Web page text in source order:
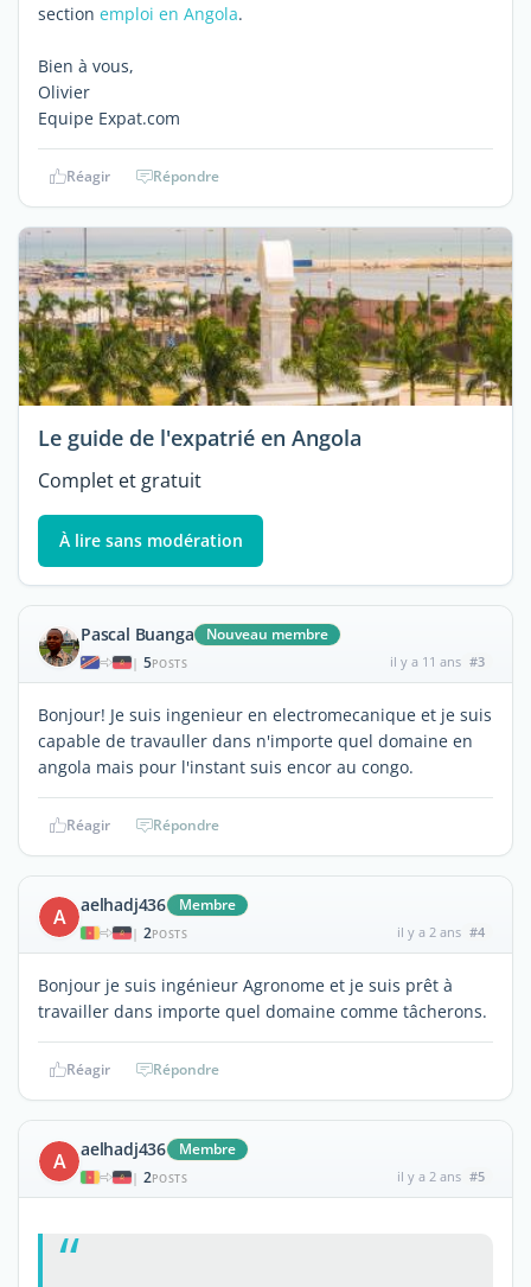
section emploi en Angola.
Bien à vous,
Olivier
Equipe Expat.com
Réagir Répondre
Le guide de l'expatrié en Angola
Complet et gratuit
À lire sans modération
Pascal Buanga Nouveau membre
| 5POSTS il y a 11 ans #3
Bonjour! Je suis ingenieur en electromecanique et je suis
capable de travauller dans n'importe quel domaine en
angola mais pour l'instant suis encor au congo.
Réagir Répondre
A aelhadj436 Membre
| 2POSTS il y a 2 ans #4
Bonjour je suis ingénieur Agronome et je suis prêt à
travailler dans importe quel domaine comme tâcherons.
Réagir Répondre
A aelhadj436 Membre
| 2POSTS il y a 2 ans #5